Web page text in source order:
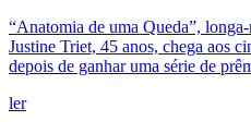
“Anatomia de uma Queda”,
Justine Triet, 45 anos, chega aos
depois de ganhar uma série de
ler